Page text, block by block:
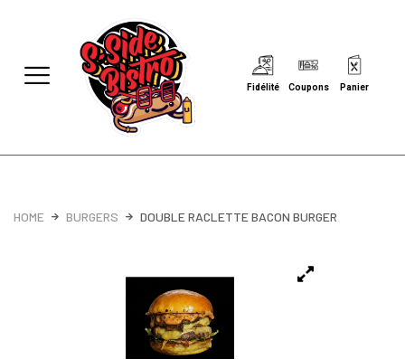
Fidélité Coupons Panier
HOME BURGERS DOUBLE RACLETTE BACON BURGER